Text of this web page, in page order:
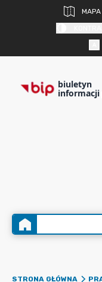
biuletyn
informacji
STRONA GŁÓWNA